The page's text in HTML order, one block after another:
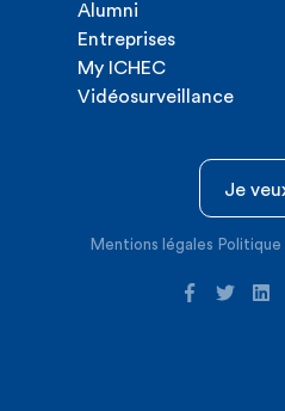
Alumni
Entreprises
My ICHEC
Vidéosurveillance
Je
Mentions légales